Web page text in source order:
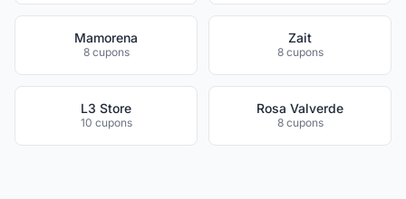
Mamorena
8 cupons
Zait
8 cupons
L3 Store
10 cupons
Rosa Valverde
8 cupons